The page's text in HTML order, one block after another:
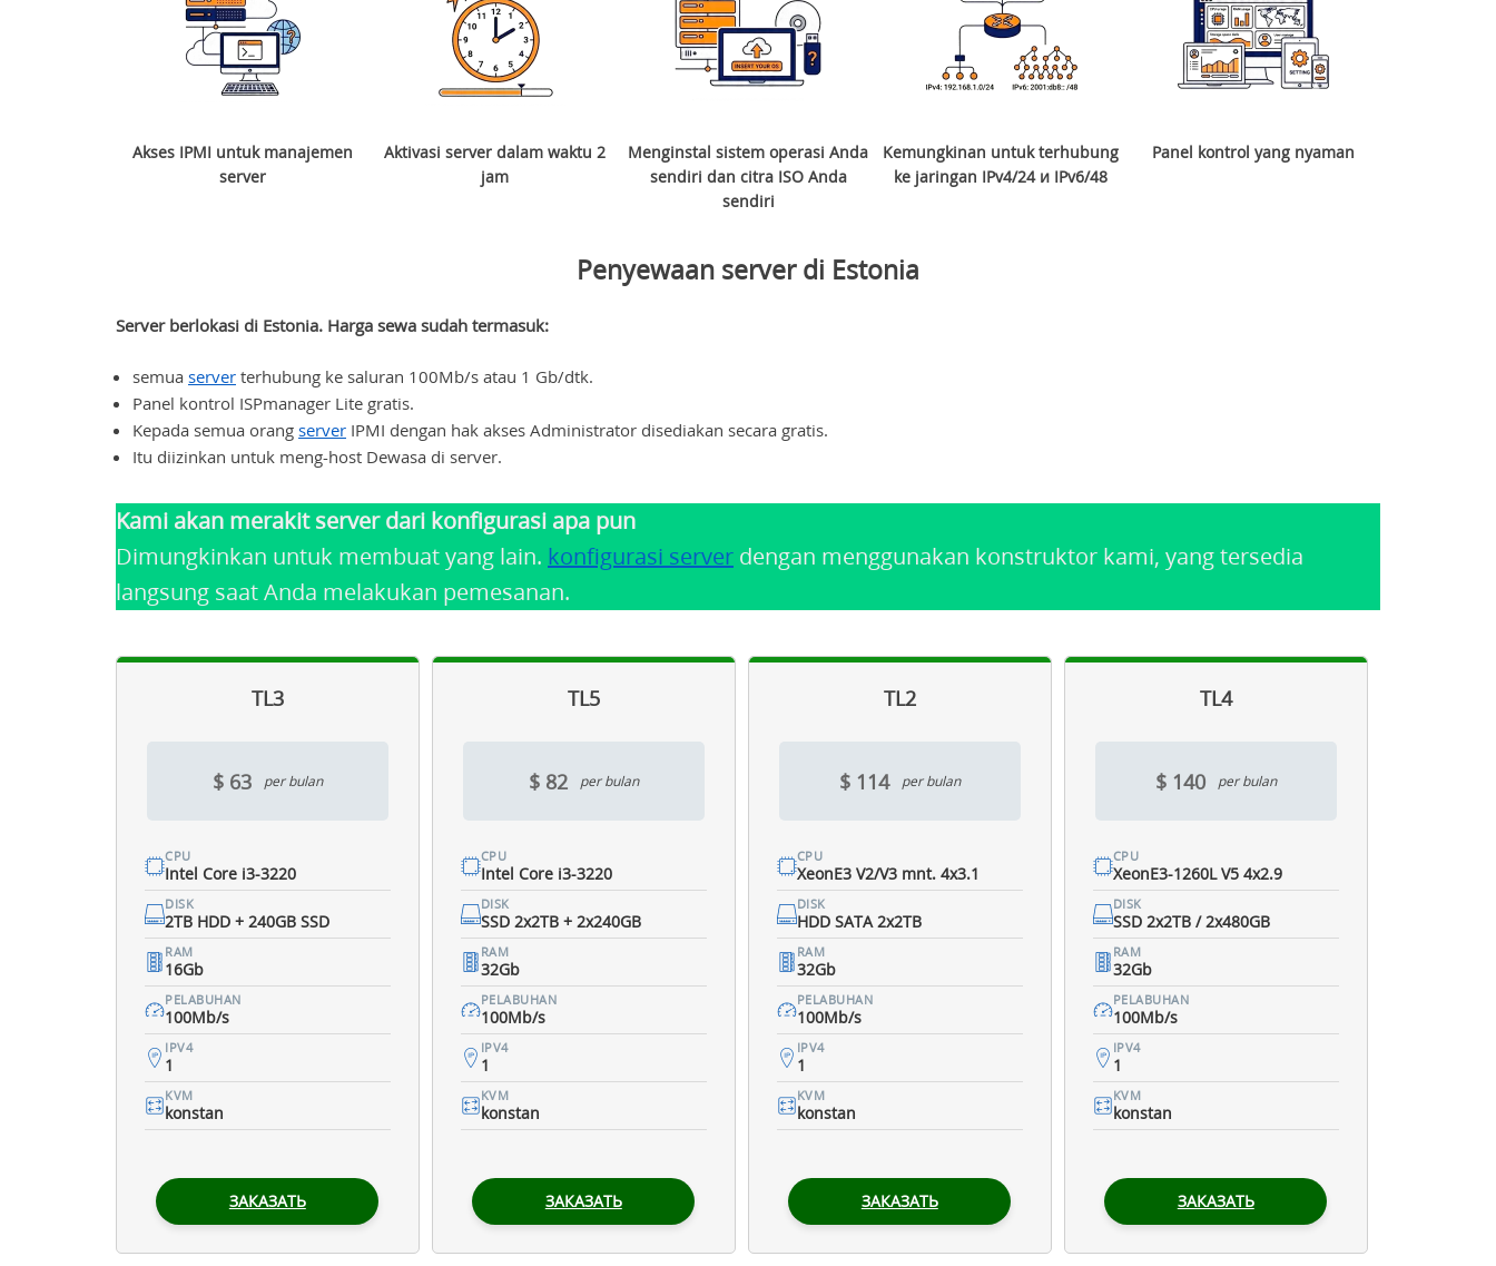
Akses IPMI untuk manajemen
server
Aktivasi server dalam waktu 2
jam
Menginstal sistem operasi Anda
sendiri dan citra ISO Anda
sendiri
Kemungkinan untuk terhubung
ke jaringan IPv4/24 и IPv6/48
Panel kontrol yang nyaman
Penyewaan server di Estonia
Server berlokasi di Estonia. Harga sewa sudah termasuk:
semua server terhubung ke saluran 100Mb/s atau 1 Gb/dtk.
Panel kontrol ISPmanager Lite gratis.
Kepada semua orang server IPMI dengan hak akses Administrator disediakan secara gratis.
Itu diizinkan untuk meng-host Dewasa di server.
Kami akan merakit server dari konfigurasi apa pun
Dimungkinkan untuk membuat yang lain. konfigurasi server dengan menggunakan konstruktor kami, yang tersedia
langsung saat Anda melakukan pemesanan.
TL3
$ 63 per bulan
CPU
Intel Core i3-3220
DISK
2TB HDD + 240GB SSD
RAM
16Gb
PELABUHAN
100Mb/s
IPV4
1
KVM
konstan
ЗАКАЗАТЬ
TL5
$ 82 per bulan
CPU
Intel Core i3-3220
DISK
SSD 2x2TB + 2x240GB
RAM
32Gb
PELABUHAN
100Mb/s
IPV4
1
KVM
konstan
ЗАКАЗАТЬ
TL2
$ 114 per bulan
CPU
XeonE3 V2/V3 mnt. 4x3.1
DISK
HDD SATA 2x2TB
RAM
32Gb
PELABUHAN
100Mb/s
IPV4
1
KVM
konstan
ЗАКАЗАТЬ
TL4
$ 140 per bulan
CPU
XeonE3-1260L V5 4x2.9
DISK
SSD 2x2TB / 2x480GB
RAM
32Gb
PELABUHAN
100Mb/s
IPV4
1
KVM
konstan
ЗАКАЗАТЬ